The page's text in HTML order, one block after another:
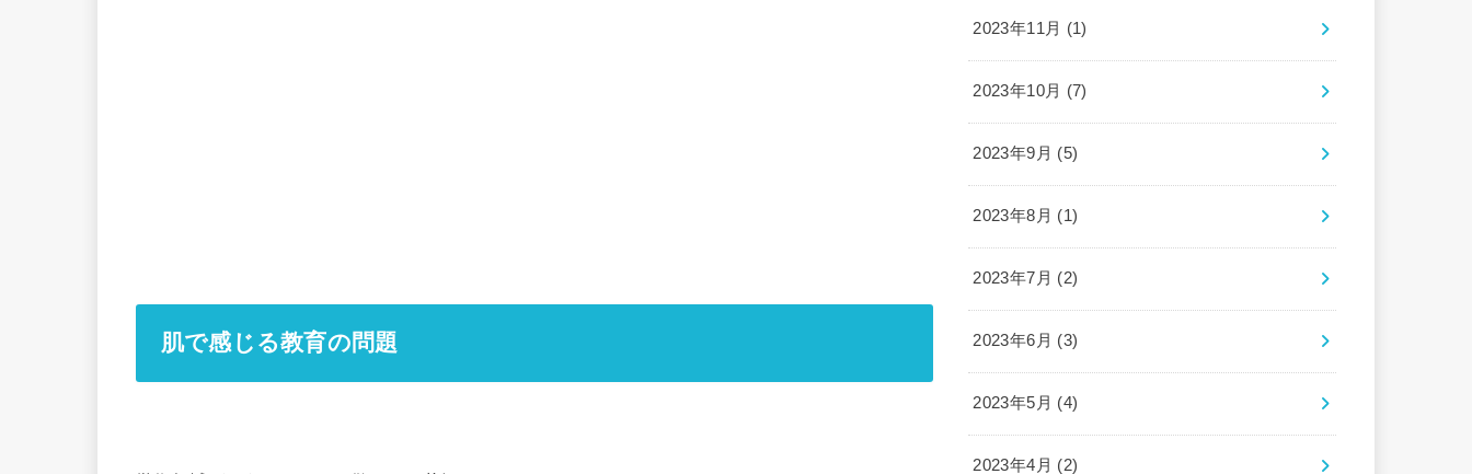
肌で感じる教育の問題
2023年11月 (1)
2023年10月 (7)
2023年9月 (5)
2023年8月 (1)
2023年7月 (2)
2023年6月 (3)
2023年5月 (4)
2023年4月 (2)